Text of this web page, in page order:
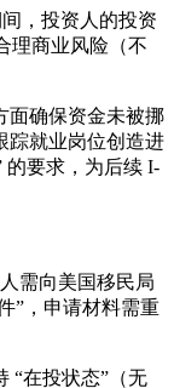
，投资人的投资
理商业风险（不
面确保资金未被挪
踪就业岗位创造进
的要求，为后续 I-
需向美国移民局
”，申请材料需重
“在投状态”（无